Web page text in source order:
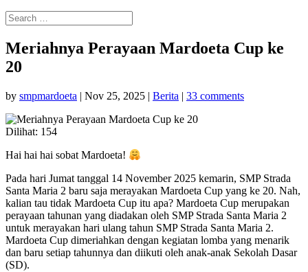
Meriahnya Perayaan Mardoeta Cup ke
20
by smpmardoeta | Nov 25, 2025 | Berita | 33 comments
Dilihat: 154
Hai hai hai sobat Mardoeta!
Pada hari Jumat tanggal 14 November 2025 kemarin, SMP Strada
Santa Maria 2 baru saja merayakan Mardoeta Cup yang ke 20. Nah,
kalian tau tidak Mardoeta Cup itu apa? Mardoeta Cup merupakan
perayaan tahunan yang diadakan oleh SMP Strada Santa Maria 2
untuk merayakan hari ulang tahun SMP Strada Santa Maria 2.
Mardoeta Cup dimeriahkan dengan kegiatan lomba yang menarik
dan baru setiap tahunnya dan diikuti oleh anak-anak Sekolah Dasar
(SD).